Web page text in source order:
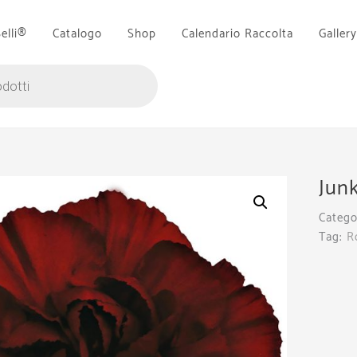
Catalogo Shop Calendario Raccolta Gallery
Tag: